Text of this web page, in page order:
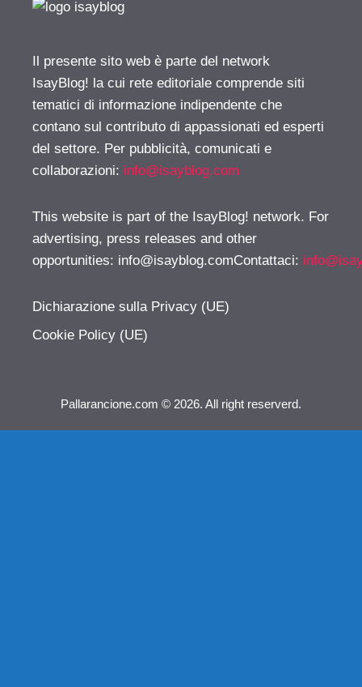
Il presente sito web è parte del network
IsayBlog! la cui rete editoriale comprende siti
tematici di informazione indipendente che
contano sul contributo di appassionati ed esperti
del settore. Per pubblicità, comunicati e
collaborazioni: info@isayblog.com
This website is part of the IsayBlog! network. For
advertising, press releases and other
opportunities: info@isayblog.comContattaci:
Dichiarazione sulla Privacy (UE)
Cookie Policy (UE)
Pallarancione.com © 2026. All right reserverd.